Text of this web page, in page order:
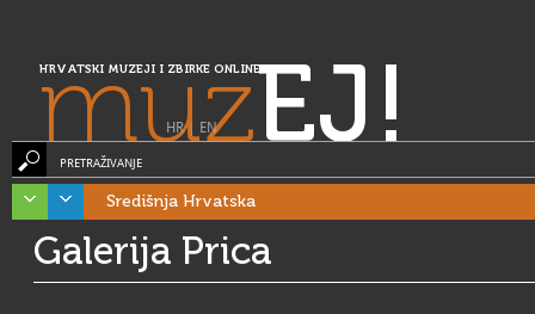
HRVATSKI MUZEJI I ZBIRKE ONLINE
muzEJ!
HR| EN
PRETRAŽIVANJE
Središnja Hrvatska
Galerija Prica